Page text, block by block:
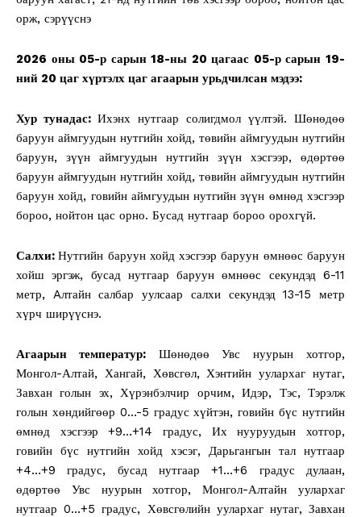
орж, сэрүүснэ
2026 оны 05-р сарын 18-ны 20 цагаас 05-р сарын 19-
ний 20 цаг хүртэлх цаг агаарын урьдчилсан мэдээ:
Хур тунадас: Ихэнх нутгаар солигдмол үүлтэй. Шөнөдөө
баруун аймгуудын нутгийн хойд, төвийн аймгуудын нутгийн
баруун, зүүн аймгуудын нутгийн зүүн хэсгээр, өдөртөө
баруун аймгуудын нутгийн хойд, төвийн аймгуудын нутгийн
баруун хойд, говийн аймгуудын нутгийн зүүн өмнөд хэсгээр
бороо, нойтон цас орно. Бусад нутгаар бороо орохгүй.
Салхи:Нутгийн баруун хойд хэсгээр баруун өмнөөс баруун
хойш эргэж, бусад нутгаар баруун өмнөөс секундэд 6-11
метр, Aлтайн салбар уулсаар салхи секундэд 13-15 метр
хүрч ширүүснэ.
Агаарын температур:Шөнөдөө Увс нуурын хотгор,
Монгол-Алтай, Хангай, Хөвсгөл, Хэнтийн уулархаг нутаг,
Завхан голын эх, Хүрэнбэлчир орчим, Идэр, Тэс, Тэрэлж
голын хөндийгөөр 0…-5 градус хүйтэн, говийн бүс нутгийн
өмнөд хэсгээр +9…+14 градус, Их нууруудын хотгор,
говийн бүс нутгийн хойд хэсэг, Дарьгангын тал нутгаар
+4…+9 градус, бусад нутгаар +1…+6 градус дулаан,
өдөртөө Увс нуурын хотгор, Монгол-Алтайн уулархаг
нутгаар 0…+5 градус, Хөвсгөлийн уулархаг нутаг, Завхан